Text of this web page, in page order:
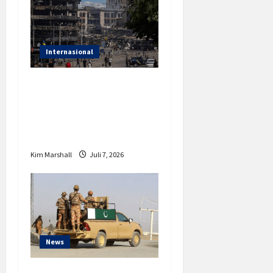
Internasional
Kim Marshall Juli 7, 2026
News